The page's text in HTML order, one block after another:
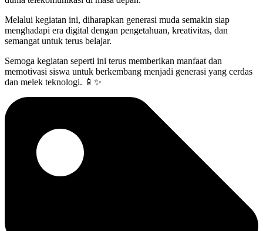
Melalui kegiatan ini, diharapkan generasi muda semakin siap
menghadapi era digital dengan pengetahuan, kreativitas, dan
semangat untuk terus belajar.
Semoga kegiatan seperti ini terus memberikan manfaat dan
memotivasi siswa untuk berkembang menjadi generasi yang cerdas
dan melek teknologi. 📱✨